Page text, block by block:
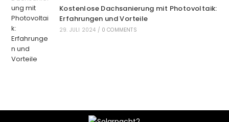
Kostenlose Dachsanierung mit Photovoltaik:
Erfahrungen und Vorteile
29. JULI 2024 / 0 COMMENTS